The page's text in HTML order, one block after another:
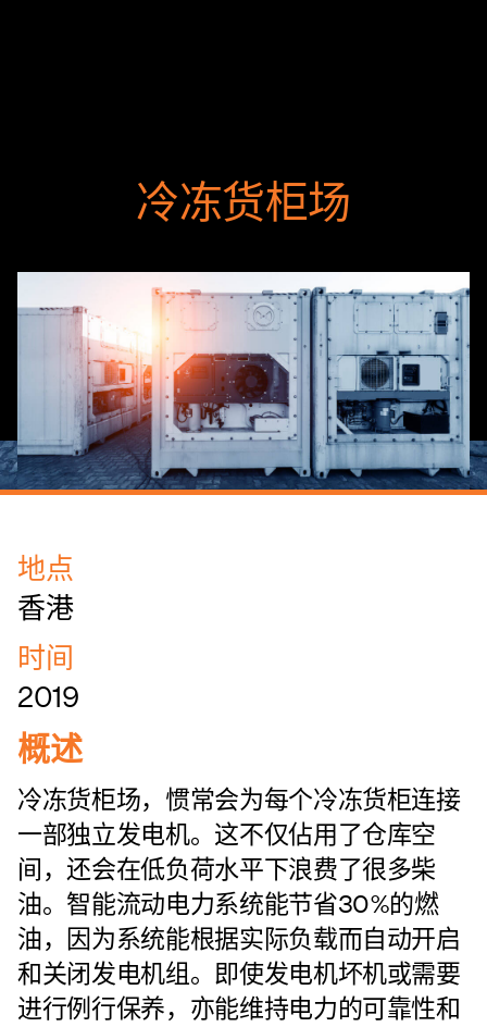
冷冻货柜场
地点
香港
时间
2019
概述
冷冻货柜场，惯常会为每个冷冻货柜连接
一部独立发电机。这不仅佔用了仓库空
间，还会在低负荷水平下浪费了很多柴
油。智能流动电力系统能节省30%的燃
油，因为系统能根据实际负载而自动开启
和关闭发电机组。即使发电机坏机或需要
进行例行保养，亦能维持电力的可靠性和